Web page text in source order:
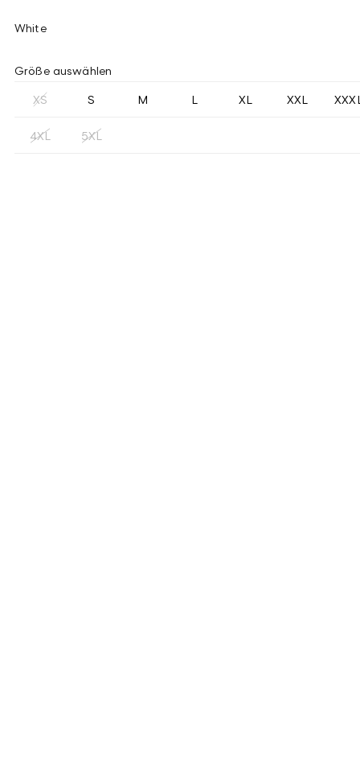
White
Größe auswählen
XS S M L XL XXL
4XL 5XL